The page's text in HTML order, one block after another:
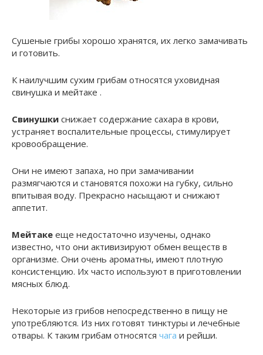
Сушеные грибы хорошо хранятся, их легко замачивать
и готовить.
К наилучшим сухим грибам относятся уховидная
свинушка и мейтаке .
Свинушки снижает содержание сахара в крови,
устраняет воспалительные процессы, стимулирует
кровообращение.
Они не имеют запаха, но при замачивании
размягчаются и становятся похожи на губку, сильно
впитывая воду. Прекрасно насыщают и снижают
аппетит.
Мейтаке еще недостаточно изучены, однако
известно, что они активизируют обмен веществ в
организме. Они очень ароматны, имеют плотную
консистенцию. Их часто используют в приготовлении
мясных блюд.
Некоторые из грибов непосредственно в пищу не
употребляются. Из них готовят тинктуры и лечебные
отвары. К таким грибам относятся чага и рейши.